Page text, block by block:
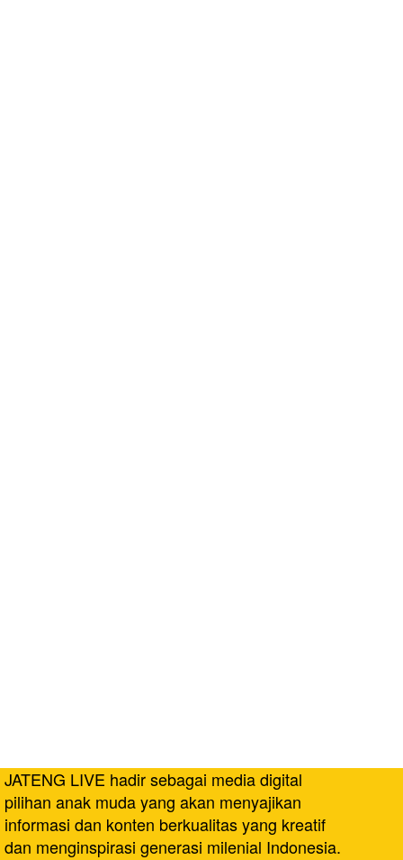
JATENG LIVE hadir sebagai media digital
pilihan anak muda yang akan menyajikan
informasi dan konten berkualitas yang kreatif
dan menginspirasi generasi milenial Indonesia.